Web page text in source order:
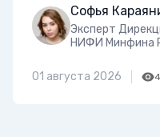
Софья
Эксперт
НИФИ Минфина
01 августа 2026